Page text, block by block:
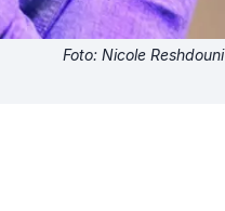
Foto: Nicole Reshdouni